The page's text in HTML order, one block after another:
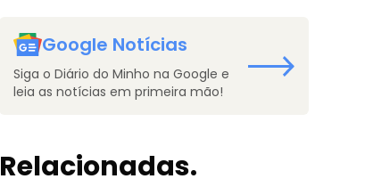
Google Notícias
Siga o Diário do Minho na Google e
leia as notícias em primeira mão!
Relacionadas.